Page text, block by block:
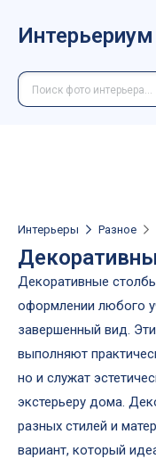
Интерьериум
Интерьеры Разное
Декоративные
оформлении любого
завершенный вид.
выполняют
но и служат
экстерьеру дома.
разных стилей и
вариант, который